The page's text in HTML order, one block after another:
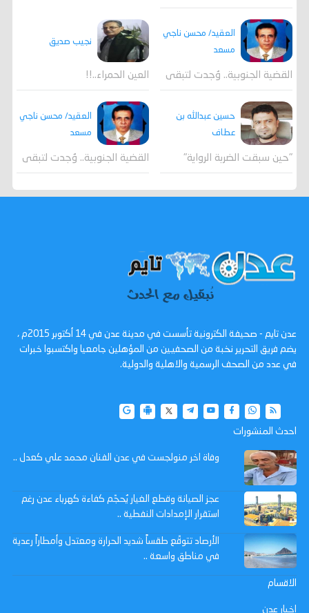
العقيد/ محسن ناجي
مسعد
القضية الجنوبية.. وُجدت لتبقى
نجيب صديق
العين الحمراء..!!
حسين عبدالله بن
عطاف
"حين سبقت الضربة الرواية"
العقيد/ محسن ناجي
مسعد
القضية الجنوبية.. وُجدت لتبقى
عدن تايم - صحيفة الكترونية تأسست في مدينة عدن في 14 أكتوبر 2015م ،
يضم فريق التحرير نخبة من الصحفيين من المؤهلين جامعيا واكتسبوا خبرات
في عدد من الصحف الرسمية والاهلية والدولية.
احدث المنشورات
وفاة اخر منولجست في عدن الفنان محمد علي كعدل ..
عجز الصيانة وقطع الغيار يُحجّم كفاءة كهرباء عدن رغم
استقرار الإمدادات النفطية ..
الأرصاد تتوقّع طقساً شديد الحرارة ومعتدل وأمطاراً رعدية
في مناطق واسعة ..
الاقسام
اخبار عدن